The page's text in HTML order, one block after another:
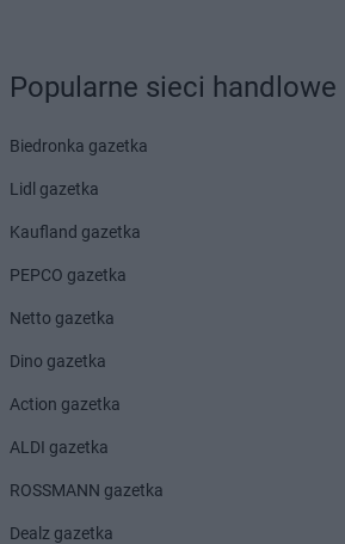
Popularne sieci handlowe
Biedronka gazetka
Lidl gazetka
Kaufland gazetka
PEPCO gazetka
Netto gazetka
Dino gazetka
Action gazetka
ALDI gazetka
ROSSMANN gazetka
Dealz gazetka